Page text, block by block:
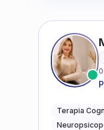
Terapia